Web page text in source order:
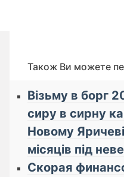
Також Ви можете
Візьму в борг
сиру в сирну
Новому
місяців під
Скорая